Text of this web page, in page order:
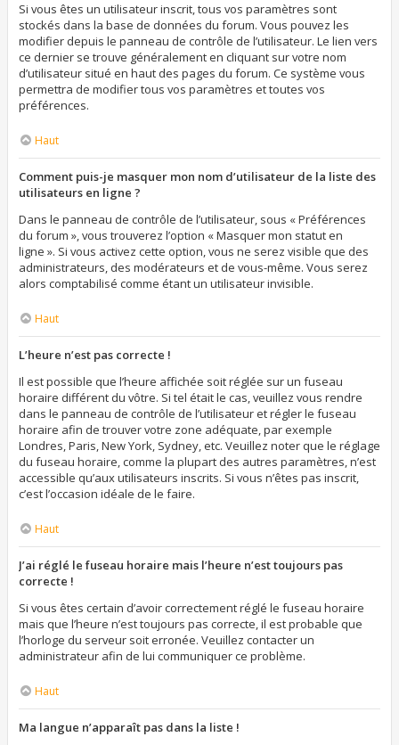
Si vous êtes un utilisateur inscrit, tous vos paramètres sont
stockés dans la base de données du forum. Vous pouvez les
modifier depuis le panneau de contrôle de l’utilisateur. Le lien vers
ce dernier se trouve généralement en cliquant sur votre nom
d’utilisateur situé en haut des pages du forum. Ce système vous
permettra de modifier tous vos paramètres et toutes vos
préférences.
Haut
Comment puis-je masquer mon nom d’utilisateur de la liste des
utilisateurs en ligne ?
Dans le panneau de contrôle de l’utilisateur, sous « Préférences
du forum », vous trouverez l’option « Masquer mon statut en
ligne ». Si vous activez cette option, vous ne serez visible que des
administrateurs, des modérateurs et de vous-même. Vous serez
alors comptabilisé comme étant un utilisateur invisible.
Haut
L’heure n’est pas correcte !
Il est possible que l’heure affichée soit réglée sur un fuseau
horaire différent du vôtre. Si tel était le cas, veuillez vous rendre
dans le panneau de contrôle de l’utilisateur et régler le fuseau
horaire afin de trouver votre zone adéquate, par exemple
Londres, Paris, New York, Sydney, etc. Veuillez noter que le réglage
du fuseau horaire, comme la plupart des autres paramètres, n’est
accessible qu’aux utilisateurs inscrits. Si vous n’êtes pas inscrit,
c’est l’occasion idéale de le faire.
Haut
J’ai réglé le fuseau horaire mais l’heure n’est toujours pas
correcte !
Si vous êtes certain d’avoir correctement réglé le fuseau horaire
mais que l’heure n’est toujours pas correcte, il est probable que
l’horloge du serveur soit erronée. Veuillez contacter un
administrateur afin de lui communiquer ce problème.
Haut
Ma langue n’apparaît pas dans la liste !